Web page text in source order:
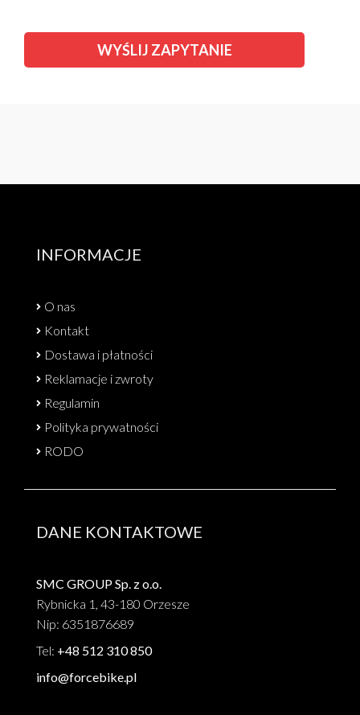
INFORMACJE
O nas
Kontakt
Dostawa i płatności
Reklamacje i zwroty
Regulamin
Polityka prywatności
RODO
DANE KONTAKTOWE
SMC GROUP Sp. z o.o.
Rybnicka 1, 43-180 Orzesze
Nip: 6351876689
Tel: +48 512 310 850
info@forcebike.pl